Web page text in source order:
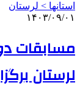
استانها > لرستان
۱۴۰۳/۰۹/۰۱
مسابقات
لرستان